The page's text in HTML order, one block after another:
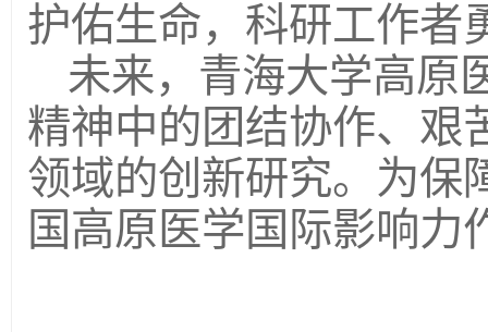
护佑生命，科研工作者
未来，青海大学高原
精神中的团结协作、艰
领域的创新研究。为保
国高原医学国际影响力